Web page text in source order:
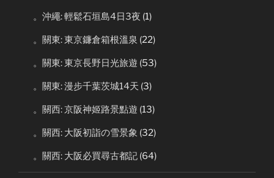
。沖繩: 輕鬆石垣島4日3夜 (1)
。關東: 東京鐮倉箱根溫泉 (22)
。關東: 東京長野日光旅遊 (53)
。關東: 漫步千葉茨城14天 (3)
。關西: 京阪神姬路景點遊 (13)
。關西: 大阪初詣の雪景象 (32)
。關西: 大阪必買尋古都記 (64)